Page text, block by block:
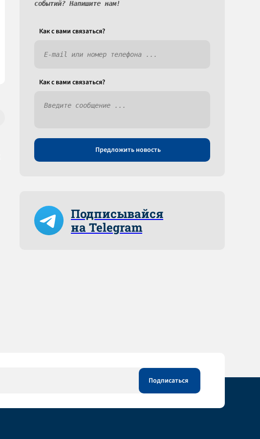
событий? Напишите нам!
Как c вами связаться?
Как c вами связаться?
Предложить новость
Подписывайся
на Telegram